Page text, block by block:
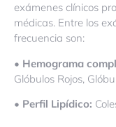
exámenes clínicos
médicas. Entre los
frecuencia son:
• Hemograma
Glóbulos Rojos,
• Perfil Lipídico: